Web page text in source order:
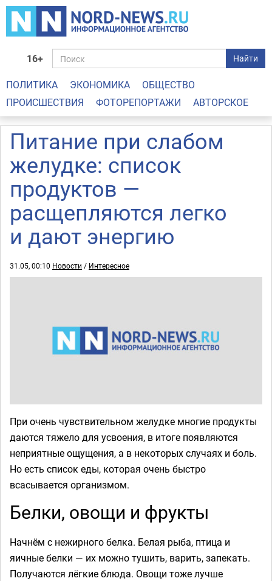
16+ Найти
ПОЛИТИКА ЭКОНОМИКА
ОБЩЕСТВО
ПРОИСШЕСТВИЯ
ФОТОРЕПОРТАЖИ АВТОРСКОЕ
Питание при слабом
желудке: список
продуктов —
расщепляются легко
и дают энергию
31.05, 00:10 Новости / Интересное
При очень чувствительном желудке многие продукты
даются тяжело для усвоения, в итоге появляются
неприятные ощущения, а в некоторых случаях и боль.
Но есть список еды, которая очень быстро
всасывается организмом.
Белки, овощи и фрукты
Начнём с нежирного белка. Белая рыба, птица и
яичные белки — их можно тушить, варить, запекать.
Получаются лёгкие блюда. Овощи тоже лучше